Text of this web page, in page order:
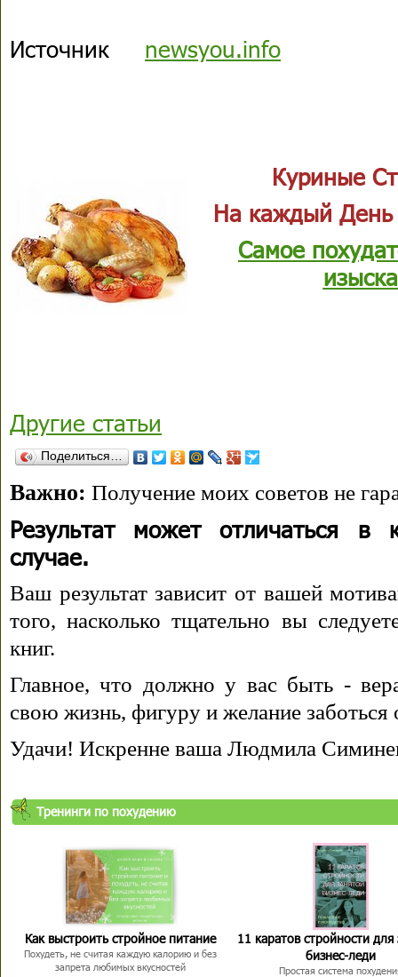
Источник newsyou.info
Куриные
На каждый
Самое
Другие статьи
Поделиться…
Важно: Получение моих советов не
Результат может отличаться в
случае.
Ваш результат зависит от вашей
того, насколько тщательно вы
книг.
Главное, что должно у вас быть -
свою жизнь, фигуру и желание заботься
Удачи! Искренне ваша Людмила
Тренинги по похудению
Как выстроить стройное питание
Похудеть, не считая каждую калорию и без
запрета любимых вкусностей
11 каратов стройности для
бизнес-леди
Простая система